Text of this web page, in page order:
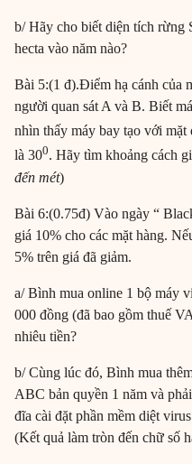
b/ Hãy cho biết diện tích rừng
hecta vào năm nào?
Bài 5:(1 đ).Điểm hạ cánh của
người quan sát A và B. Biết
nhìn thấy máy bay tạo với
là 300. Hãy tìm khoảng cách
đến mét)
Bài 6:(0.75đ) Vào ngày “
giá 10% cho các mặt hàng.
5% trên giá đã giảm.
a/ Bình mua online 1 bộ máy
000 đồng (đã bao gồm thuế
nhiêu tiền?
b/ Cùng lúc đó, Bình mua
ABC bản quyền 1 năm và
đĩa cài đặt phần mềm diệt
(Kết quả làm tròn đến chữ số